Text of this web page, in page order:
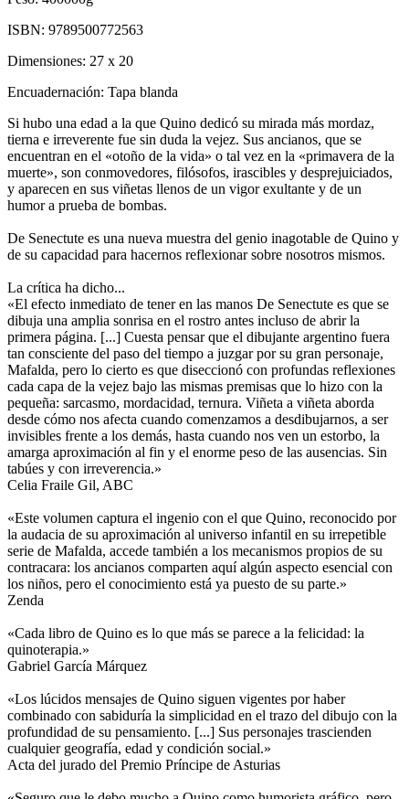
ISBN: 9789500772563
Dimensiones: 27 x 20
Encuadernación: Tapa blanda
Si hubo una edad a la que Quino dedicó su mirada más mordaz,
tierna e irreverente fue sin duda la vejez. Sus ancianos, que se
encuentran en el «otoño de la vida» o tal vez en la «primavera de la
muerte», son conmovedores, filósofos, irascibles y desprejuiciados,
y aparecen en sus viñetas llenos de un vigor exultante y de un
humor a prueba de bombas.
De Senectute es una nueva muestra del genio inagotable de Quino y
de su capacidad para hacernos reflexionar sobre nosotros mismos.
La crítica ha dicho...
«El efecto inmediato de tener en las manos De Senectute es que se
dibuja una amplia sonrisa en el rostro antes incluso de abrir la
primera página. [...] Cuesta pensar que el dibujante argentino fuera
tan consciente del paso del tiempo a juzgar por su gran personaje,
Mafalda, pero lo cierto es que diseccionó con profundas reflexiones
cada capa de la vejez bajo las mismas premisas que lo hizo con la
pequeña: sarcasmo, mordacidad, ternura. Viñeta a viñeta aborda
desde cómo nos afecta cuando comenzamos a desdibujarnos, a ser
invisibles frente a los demás, hasta cuando nos ven un estorbo, la
amarga aproximación al fin y el enorme peso de las ausencias. Sin
tabúes y con irreverencia.»
Celia Fraile Gil, ABC
«Este volumen captura el ingenio con el que Quino, reconocido por
la audacia de su aproximación al universo infantil en su irrepetible
serie de Mafalda, accede también a los mecanismos propios de su
contracara: los ancianos comparten aquí algún aspecto esencial con
los niños, pero el conocimiento está ya puesto de su parte.»
Zenda
«Cada libro de Quino es lo que más se parece a la felicidad: la
quinoterapia.»
Gabriel García Márquez
«Los lúcidos mensajes de Quino siguen vigentes por haber
combinado con sabiduría la simplicidad en el trazo del dibujo con la
profundidad de su pensamiento. [...] Sus personajes trascienden
cualquier geografía, edad y condición social.»
Acta del jurado del Premio Príncipe de Asturias